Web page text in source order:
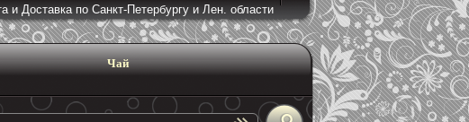
и Доставка по Санкт-Петербургу и Лен. области
Чай